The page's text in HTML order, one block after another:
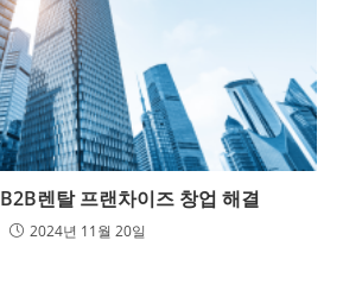
렌탈 프랜차이즈 창업 해결
2024년 11월 20일